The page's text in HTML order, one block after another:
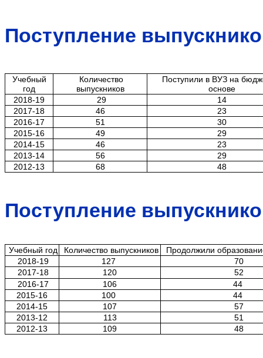
Поступление
Учебный
год
Количество
выпускников
Поступили в ВУЗ на
основе
2018-19
29
14
2017-18
46
23
2016-17
51
30
2015-16
49
29
2014-15
46
23
2013-14
56
29
2012-13
68 48
Поступление
Учебный год Количество выпускников
Продолжили
2018-19
127
70
2017-18
120
52
2016-17
106
44
2015-16
100
44
2014-15
107
57
2013-12
113
51
2012-13
109 48